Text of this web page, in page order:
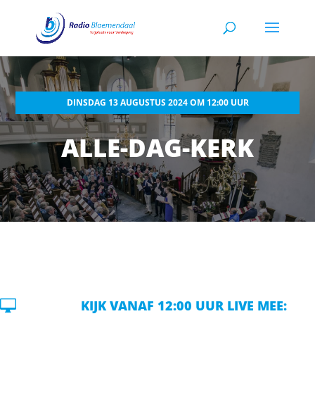
DINSDAG 13 AUGUSTUS 2024 OM 12:00 UUR
ALLE-DAG-KERK
 KIJK VANAF 12:00 UUR LIVE MEE: